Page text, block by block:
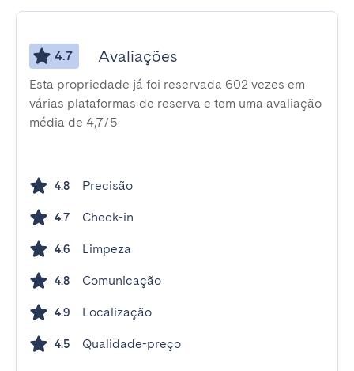
4.7 Avaliações
Esta propriedade já foi reservada 602 vezes em
várias plataformas de reserva e tem uma avaliação
média de 4,7/5
4.8 Precisão
4.7 Check-in
4.6 Limpeza
4.8 Comunicação
4.9 Localização
4.5 Qualidade-preço